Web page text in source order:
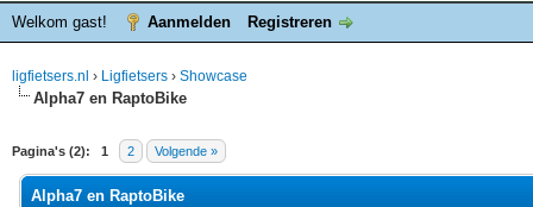
Welkom gast! Aanmelden Registreren
ligfietsers.nl › Ligfietsers › Showcase
Alpha7 en RaptoBike
Pagina's (2): 1 2 Volgende »
waardering is 0
Alpha7 en RaptoBike